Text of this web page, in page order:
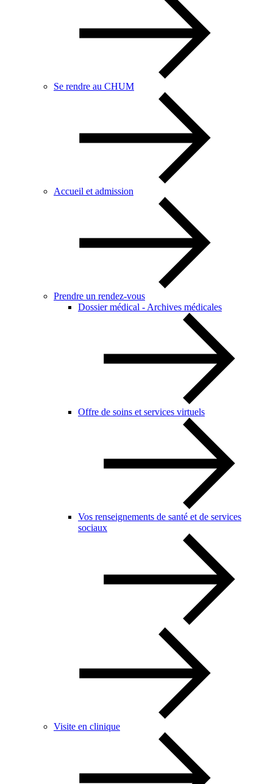
Se rendre au CHUM
Accueil et admission
Prendre un rendez-vous
Dossier médical - Archives médicales
Offre de soins et services virtuels
Vos renseignements de santé et de services
sociaux
Visite en clinique